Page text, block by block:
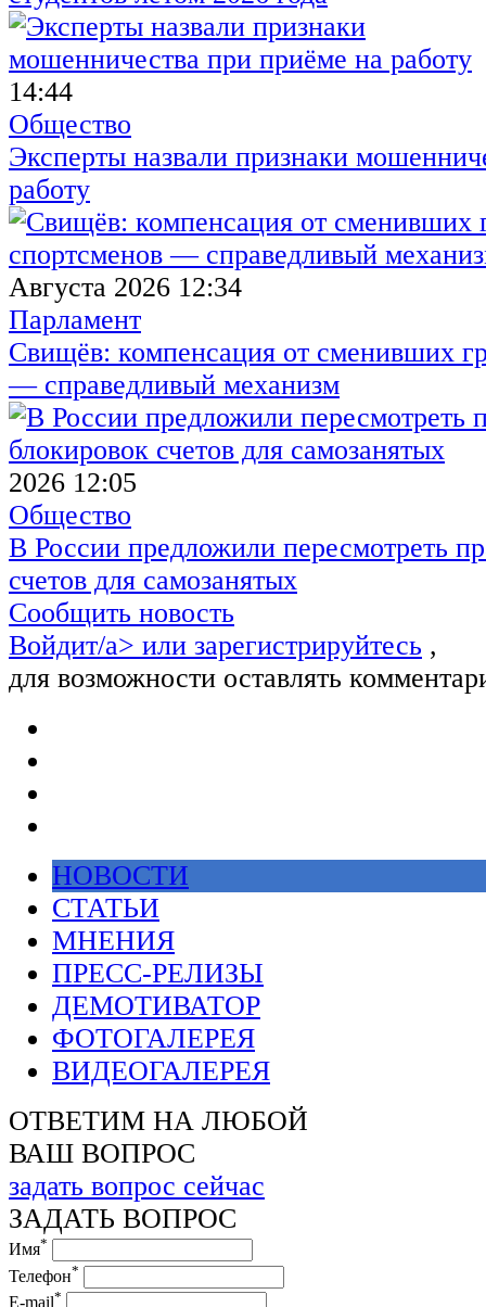
14:44
Общество
Эксперты назвали признаки
работу
Августа 2026 12:34
Парламент
Свищёв: компенсация от сменивших
— справедливый механизм
2026 12:05
Общество
В России предложили пересмотреть
счетов для самозанятых
Сообщить новость
Войдит/a> или зарегистрируйтесь ,
для возможности оставлять
НОВОСТИ
СТАТЬИ
МНЕНИЯ
ПРЕСС-РЕЛИЗЫ
ДЕМОТИВАТОР
ФОТОГАЛЕРЕЯ
ВИДЕОГАЛЕРЕЯ
ОТВЕТИМ НА ЛЮБОЙ
ВАШ ВОПРОС
задать вопрос сейчас
ЗАДАТЬ ВОПРОС
Имя*
Телефон*
E-mail*